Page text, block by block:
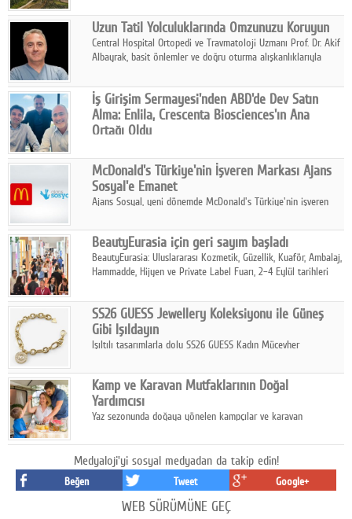
Uzun Tatil Yolculuklarında Omzunuzu Koruyun
Central Hospital Ortopedi ve Travmatoloji Uzmanı Prof. Dr. Akif
Albayrak, basit önlemler ve doğru oturma alışkanlıklarıyla
İş Girişim Sermayesi'nden ABD'de Dev Satın
Alma: Enlila, Crescenta Biosciences'ın Ana
Ortağı Oldu
stratejisini uluslararası ölçeğe taşıyan satın alma hamlesini
tamamladı.
McDonald's Türkiye'nin İşveren Markası Ajans
Sosyal'e Emanet
Ajans Sosyal, yeni dönemde McDonald's Türkiye'nin işveren
BeautyEurasia için geri sayım başladı
BeautyEurasia: Uluslararası Kozmetik, Güzellik, Kuaför, Ambalaj,
Hammadde, Hijyen ve Private Label Fuarı, 2–4 Eylül tarihleri
SS26 GUESS Jewellery Koleksiyonu ile Güneş
Gibi Işıldayın
Işıltılı tasarımlarla dolu SS26 GUESS Kadın Mücevher
dokunuşunu taşıyor.
Kamp ve Karavan Mutfaklarının Doğal
Yardımcısı
Yaz sezonunda doğaya yönelen kampçılar ve karavan
temizlik sağlayan, çevreye duyarlı bitkisel içerikli ürünleri tercih
ediyor.
Medyaloji'yi sosyal medyadan da takip edin!
Beğen Tweet Google+
WEB SÜRÜMÜNE GEÇ